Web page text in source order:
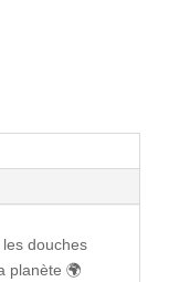
douches
planète 🌍